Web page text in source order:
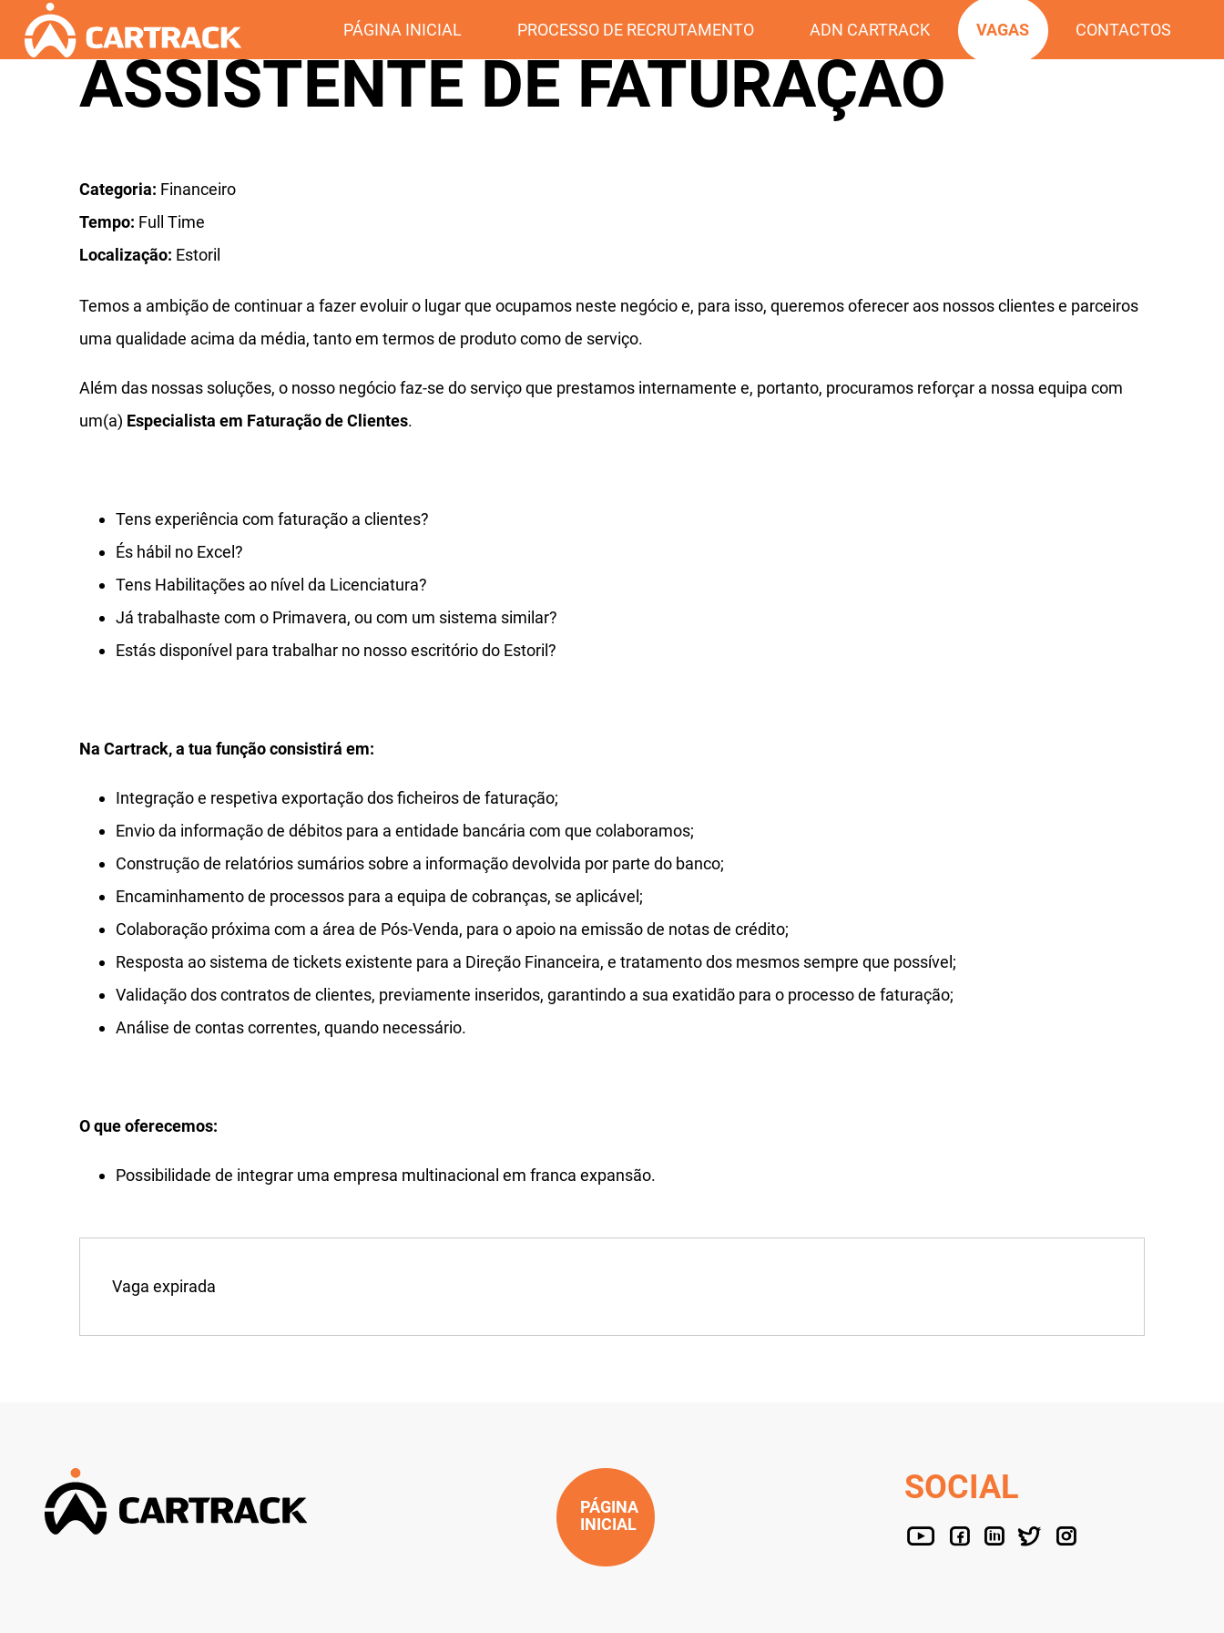
PÁGINA INICIAL PROCESSO DE RECRUTAMENTO ADN CARTRACK VAGAS CONTACTOS
ASSISTENTE DE FATURAÇÃO
Categoria: Financeiro
Tempo: Full Time
Localização: Estoril
Temos a ambição de continuar a fazer evoluir o lugar que ocupamos neste negócio e, para isso, queremos oferecer aos nossos clientes e parceiros
uma qualidade acima da média, tanto em termos de produto como de serviço.
Além das nossas soluções, o nosso negócio faz-se do serviço que prestamos internamente e, portanto, procuramos reforçar a nossa equipa com
um(a) Especialista em Faturação de Clientes.
Tens experiência com faturação a clientes?
És hábil no Excel?
Tens Habilitações ao nível da Licenciatura?
Já trabalhaste com o Primavera, ou com um sistema similar?
Estás disponível para trabalhar no nosso escritório do Estoril?
Na Cartrack, a tua função consistirá em:
Integração e respetiva exportação dos ficheiros de faturação;
Envio da informação de débitos para a entidade bancária com que colaboramos;
Construção de relatórios sumários sobre a informação devolvida por parte do banco;
Encaminhamento de processos para a equipa de cobranças, se aplicável;
Colaboração próxima com a área de Pós-Venda, para o apoio na emissão de notas de crédito;
Resposta ao sistema de tickets existente para a Direção Financeira, e tratamento dos mesmos sempre que possível;
Validação dos contratos de clientes, previamente inseridos, garantindo a sua exatidão para o processo de faturação;
Análise de contas correntes, quando necessário.
O que oferecemos:
Possibilidade de integrar uma empresa multinacional em franca expansão.
Vaga expirada
PÁGINA
INICIAL
SOCIAL